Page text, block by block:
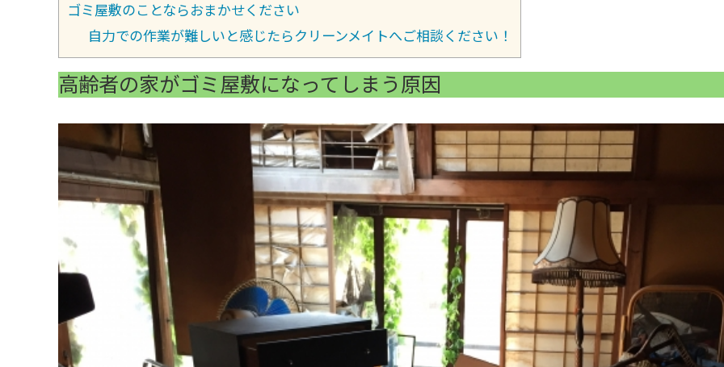
ゴミ屋敷のことならおまかせください
自力での作業が難しいと感じたらクリーンメイトへご相談ください！
高齢者の家がゴミ屋敷になってしまう原因